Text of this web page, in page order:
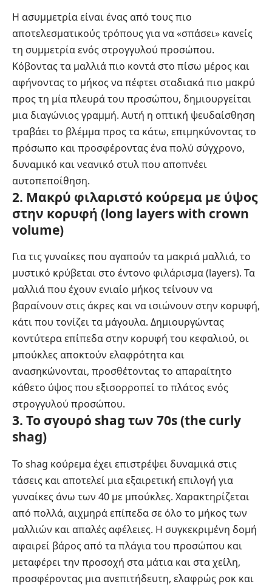
Η ασυμμετρία είναι ένας από τους πιο
αποτελεσματικούς τρόπους για να «σπάσει» κανείς
τη συμμετρία ενός στρογγυλού προσώπου.
Κόβοντας τα μαλλιά πιο κοντά στο πίσω μέρος και
αφήνοντας το μήκος να πέφτει σταδιακά πιο μακρύ
προς τη μία πλευρά του προσώπου, δημιουργείται
μια διαγώνιος γραμμή. Αυτή η οπτική ψευδαίσθηση
τραβάει το βλέμμα προς τα κάτω, επιμηκύνοντας το
πρόσωπο και προσφέροντας ένα πολύ σύγχρονο,
δυναμικό και νεανικό στυλ που αποπνέει
αυτοπεποίθηση.
2. Μακρύ φιλαριστό κούρεμα με ύψος
στην κορυφή (long layers with crown
volume)
Για τις γυναίκες που αγαπούν τα μακριά μαλλιά, το
μυστικό κρύβεται στο έντονο φιλάρισμα (layers). Τα
μαλλιά που έχουν ενιαίο μήκος τείνουν να
βαραίνουν στις άκρες και να ισιώνουν στην κορυφή,
κάτι που τονίζει τα μάγουλα. Δημιουργώντας
κοντύτερα επίπεδα στην κορυφή του κεφαλιού, οι
μπούκλες αποκτούν ελαφρότητα και
ανασηκώνονται, προσθέτοντας το απαραίτητο
κάθετο ύψος που εξισορροπεί το πλάτος ενός
στρογγυλού προσώπου.
3. Το σγουρό shag των 70s (the curly
shag)
Το shag κούρεμα έχει επιστρέψει δυναμικά στις
τάσεις και αποτελεί μια εξαιρετική επιλογή για
γυναίκες άνω των 40 με μπούκλες. Χαρακτηρίζεται
από πολλά, αιχμηρά επίπεδα σε όλο το μήκος των
μαλλιών και απαλές αφέλειες. Η συγκεκριμένη δομή
αφαιρεί βάρος από τα πλάγια του προσώπου και
μεταφέρει την προσοχή στα μάτια και στα χείλη,
προσφέροντας μια ανεπιτήδευτη, ελαφρώς ροκ και